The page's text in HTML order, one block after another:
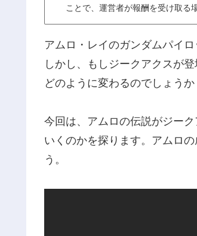
ことで、運営者が報酬を受け取る
アムロ・レイのガンダムパイ
しかし、もしジークアクスが
どのように変わるのでしょうか
今回は、アムロの伝説がジー
いくのかを探ります。アムロ
う。